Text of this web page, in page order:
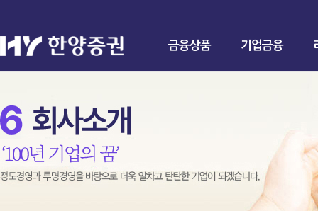
금융상품 기업금융